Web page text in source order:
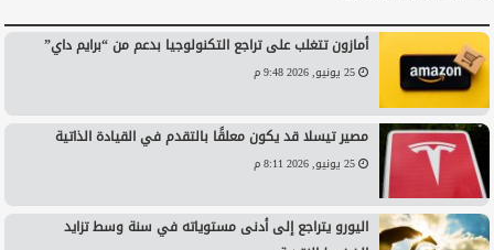
أمازون تتغلب على تراجع التكنولوجيا بدعم من “برايم داي”
25 يونيو, 2026 9:48 م
مصير تيسلا قد يكون معلقًا بالتقدم في القيادة الذاتية
25 يونيو, 2026 8:11 م
اليورو يتراجع إلى أدنى مستوياته في سنة وسط تزايد